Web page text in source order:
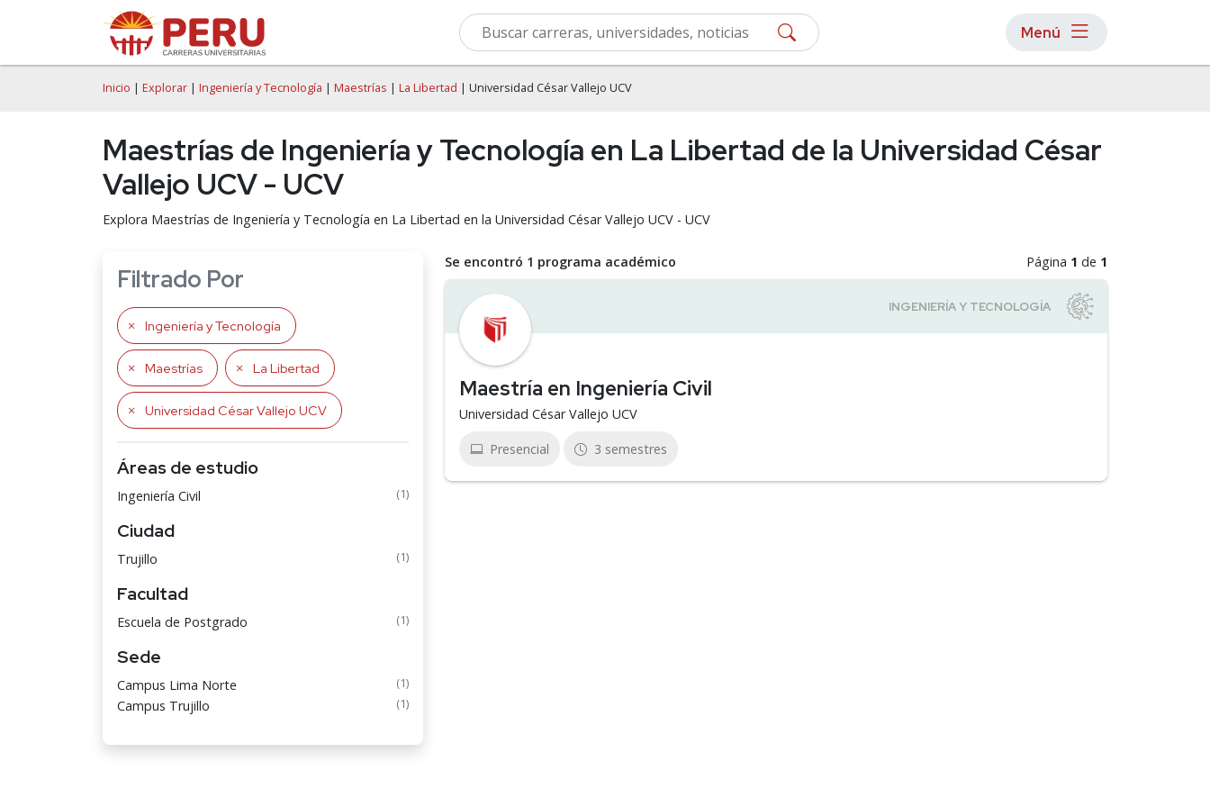
Menú
Inicio | Explorar | Ingeniería y Tecnología | Maestrías | La Libertad | Universidad César Vallejo UCV
Maestrías de Ingeniería y Tecnología en La Libertad de la Universidad César
Vallejo UCV - UCV
Explora Maestrías de Ingeniería y Tecnología en La Libertad en la Universidad César Vallejo UCV - UCV
Filtrado Por
Ingeniería y Tecnología
Maestrías La Libertad
Universidad César Vallejo UCV
Áreas de estudio
Ingeniería Civil (1)
Ciudad
Trujillo (1)
Facultad
Escuela de Postgrado (1)
Sede
Campus Lima Norte (1)
Campus Trujillo (1)
Se encontró 1 programa académico Página 1 de 1
Maestría en Ingeniería Civil
Universidad César Vallejo UCV
Presencial 3 semestres